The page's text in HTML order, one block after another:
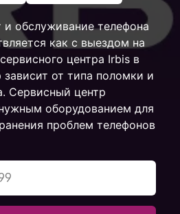
обслуживание телефона
как с выездом на
центра Irbis в
от типа поломки и
Сервисный центр
оборудованием для
проблем телефонов